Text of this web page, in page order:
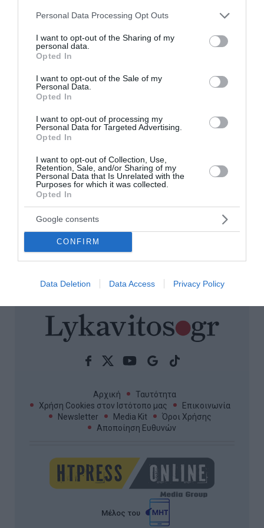
Please note that this website/app uses one or more Google
not limited to your visit or usage behaviour. You may click to
grant or deny consent to Google and its third-party tags to
use your data for below specified purposes in below Google
consent section.
Personal Data Processing Opt Outs
I want to opt-out of the Sharing of my
personal data.
Opted In
I want to opt-out of the Sale of my
Personal Data.
Opted In
I want to opt-out of processing my
Personal Data for Targeted Advertising.
Opted In
I want to opt-out of Collection, Use,
Retention, Sale, and/or Sharing of my
Personal Data that Is Unrelated with the
Purposes for which it was collected.
Opted In
Google consents
CONFIRM
Data Deletion Data Access Privacy Policy
Θεσσαλονίκη: Διευρυμένο ωράριο για επίσκεψη στον
Ο Νετανιάχου απορρίπτει το ειρηνευτικό σχέδιο των ΗΠΑ
για τη Γάζα και ζητά τον αφοπλισμό της Χαμάς
Χακάν Φιντάν: Η λύση των δύο κρατών αποτελεί την
ιδανική επιλογή για την Κύπρο
Φωτιά σε χαμηλή βλάστηση στο Κορωπί Αττικής - Ήχησε
το 112, επιχειρούν εναέρια μέσα
Κλείνει τα 88 του χρόνια ο Ότο Ρεχάγκελ: Η ανάρτηση και
οι θερμές ευχές από την Εθνική Ελλάδος
Μοτζταμπά Χαμενεΐ: Στη δημοσιότητα το πρώτο βίντεο
που δείχνει ζωντανό τον Ανώτατο Ηγέτη του Ιράν
Σκέρτσος: «Στατιστική παγίδα» το ότι 7 στους 10 έχουν
καταθέσεις κάτω από 1.000 ευρώ
ΟΛΕΣ ΟΙ ΕΙΔΗΣΕΙΣ →
Αρχική
Ταυτότητα
Χρήση Cookies στον Ιστότοπο μας
Επικοινωνία
Newsletter
Media Kit
Όροι Χρήσης
Αποποίηση Ευθυνών
Μέλος του